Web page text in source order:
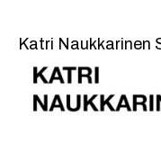
Katri Naukkarinen